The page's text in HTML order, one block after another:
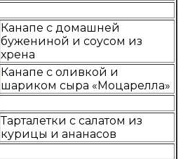
Канапе с домашней
бужениной и соусом из
хрена
Канапе с оливкой и
шариком сыра «Моцарелла»
Тарталетки с салатом из
курицы и ананасов